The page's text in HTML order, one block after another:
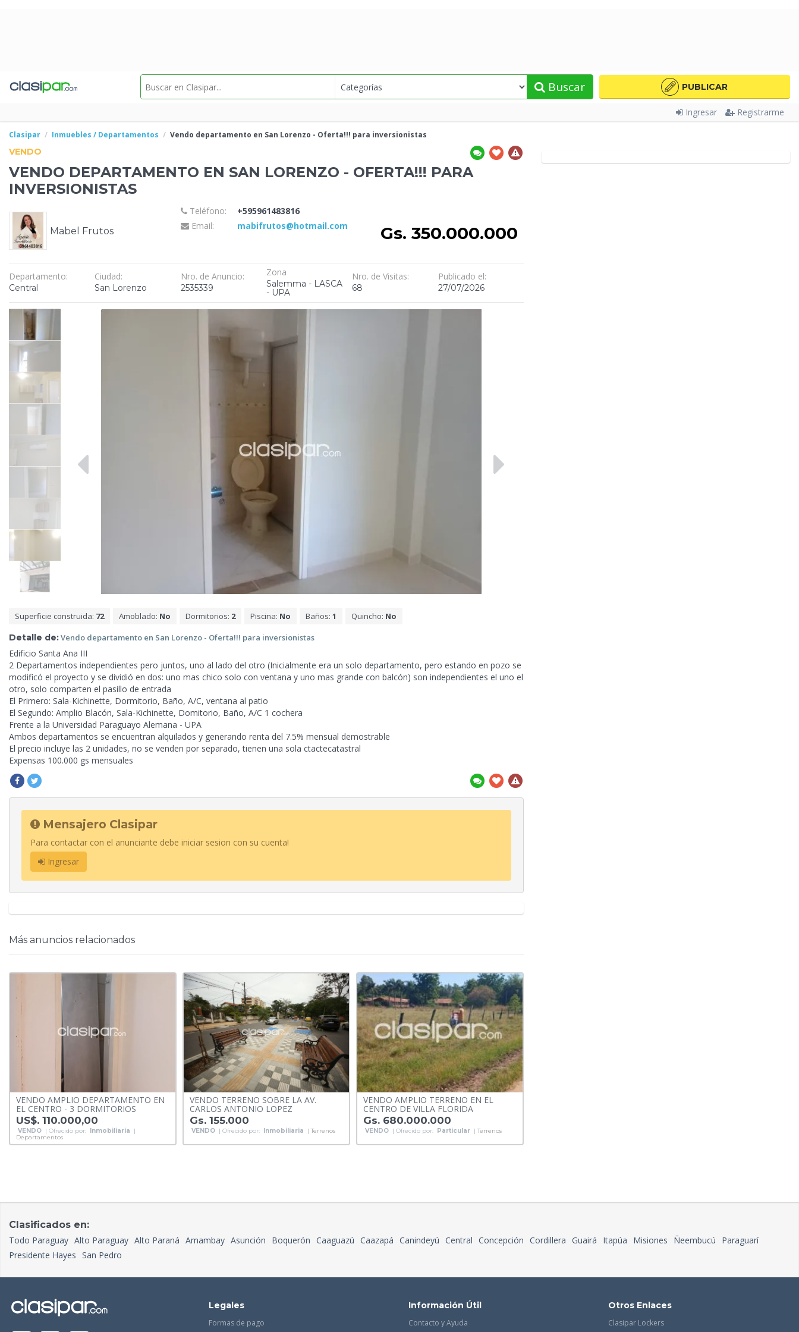
Buscar PUBLICAR
Ingresar Registrarme
Clasipar Inmuebles / Departamentos Vendo departamento en San Lorenzo - Oferta!!! para inversionistas
VENDO
VENDO DEPARTAMENTO EN SAN LORENZO - OFERTA!!! PARA
INVERSIONISTAS
Mabel Frutos
Teléfono:
+595961483816
Email:
mabifrutos@hotmail.com Gs. 350.000.000
Departamento:
Central
Ciudad:
San Lorenzo
Nro. de Anuncio:
2535339
Zona
Salemma - LASCA
- UPA
Nro. de Visitas:
68
Publicado el:
27/07/2026
Superficie construida: 72 Amoblado: No Dormitorios: 2 Piscina: No Baños: 1 Quincho: No
Detalle de:Vendo departamento en San Lorenzo - Oferta!!! para inversionistas
Edificio Santa Ana III
2 Departamentos independientes pero juntos, uno al lado del otro (Inicialmente era un solo departamento, pero estando en pozo se
modificó el proyecto y se dividió en dos: uno mas chico solo con ventana y uno mas grande con balcón) son independientes el uno el
otro, solo comparten el pasillo de entrada
El Primero: Sala-Kichinette, Dormitorio, Baño, A/C, ventana al patio
El Segundo: Amplio Blacón, Sala-Kichinette, Domitorio, Baño, A/C 1 cochera
Frente a la Universidad Paraguayo Alemana - UPA
Ambos departamentos se encuentran alquilados y generando renta del 7.5% mensual demostrable
El precio incluye las 2 unidades, no se venden por separado, tienen una sola ctactecatastral
Expensas 100.000 gs mensuales
Mensajero Clasipar
Para contactar con el anunciante debe iniciar sesion con su cuenta!
Ingresar
Más anuncios relacionados
VENDO AMPLIO DEPARTAMENTO EN
EL CENTRO - 3 DORMITORIOS
US$. 110.000,00
VENDO | Ofrecido por: Inmobiliaria
|
Departamentos
VENDO TERRENO SOBRE LA AV.
CARLOS ANTONIO LOPEZ
Gs. 155.000
VENDO | Ofrecido por: Inmobiliaria | Terrenos
VENDO AMPLIO TERRENO EN EL
CENTRO DE VILLA FLORIDA
Gs. 680.000.000
VENDO | Ofrecido por: Particular | Terrenos
Clasificados en:
Todo Paraguay Alto Paraguay Alto Paraná Amambay Asunción Boquerón Caaguazú Caazapá Canindeyú Central Concepción Cordillera Guairá Itapúa Misiones Ñeembucú
Paraguarí
Presidente Hayes San Pedro
Legales
Formas de pago
Información Útil
Contacto y Ayuda
Otros Enlaces
Clasipar Lockers